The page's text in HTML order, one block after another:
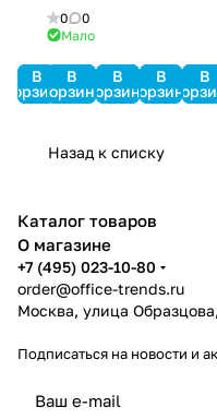
В
корзину
501HD
PinProx
0
0
Мало
В
корзину
В
корзину
В
корзину
В
Назад к списку
Каталог товаров
О магазине
+7 (495) 023-10-80
order@office-trends.ru
Москва, улица
Подписаться на новости и